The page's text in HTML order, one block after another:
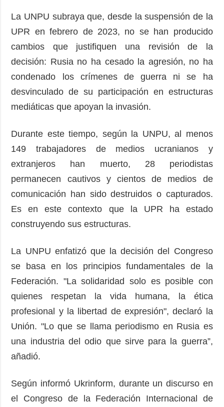
La UNPU subraya que, desde la suspensión de la
UPR en febrero de 2023, no se han producido
cambios que justifiquen una revisión de la
decisión: Rusia no ha cesado la agresión, no ha
condenado los crímenes de guerra ni se ha
desvinculado de su participación en estructuras
mediáticas que apoyan la invasión.
Durante este tiempo, según la UNPU, al menos
149 trabajadores de medios ucranianos y
extranjeros han muerto, 28 periodistas
permanecen cautivos y cientos de medios de
comunicación han sido destruidos o capturados.
Es en este contexto que la UPR ha estado
construyendo sus estructuras.
La UNPU enfatizó que la decisión del Congreso
se basa en los principios fundamentales de la
Federación. "La solidaridad solo es posible con
quienes respetan la vida humana, la ética
profesional y la libertad de expresión", declaró la
Unión. "Lo que se llama periodismo en Rusia es
una industria del odio que sirve para la guerra”,
añadió.
Según informó Ukrinform, durante un discurso en
el Congreso de la Federación Internacional de